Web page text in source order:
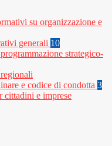
su organizzazione e
generali 10
strategico-
e codice di condotta 3
cittadini e imprese